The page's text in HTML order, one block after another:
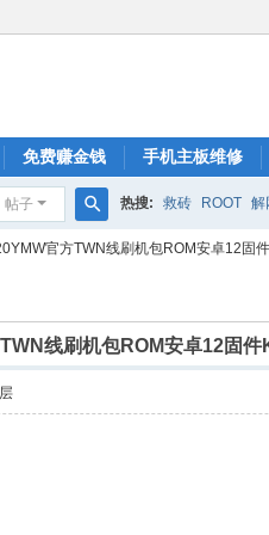
免费赚金钱 手机主板维修
帖子
搜
热搜: 救砖 ROOT 解
官方TWN线刷机包ROM安卓12固
线刷机包ROM安卓12固